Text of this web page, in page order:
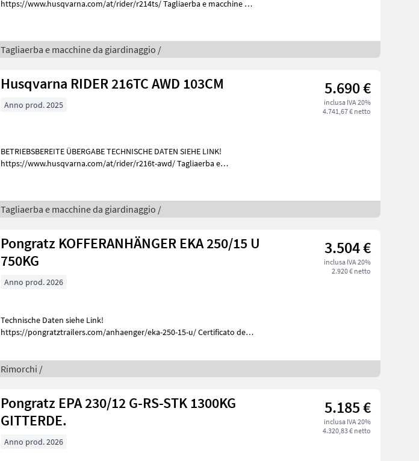
https://www.husqvarna.com/at/rider/r214ts/ Tagliaerba e macchine da
Tagliaerba e macchine da giardinaggio /
Husqvarna RIDER 216TC AWD 103CM 5.690 €
inclusa IVA 20%
4.741,67 € netto
Anno prod. 2025
BETRIEBSBEREITE ÜBERGABE TECHNISCHE DATEN SIEHE LINK!
https://www.husqvarna.com/at/rider/r216t-awd/ Tagliaerba e
Tagliaerba e macchine da giardinaggio /
Pongratz KOFFERANHÄNGER EKA 250/15 U
750KG
3.504 €
inclusa IVA 20%
2.920 € netto
Anno prod. 2026
Technische Daten siehe Link!
https://pongratztrailers.com/anhaenger/eka-250-15-u/ Certificato del
Rimorchi /
Pongratz EPA 230/12 G-RS-STK 1300KG
GITTERDE.
5.185 €
inclusa IVA 20%
4.320,83 € netto
Anno prod. 2026